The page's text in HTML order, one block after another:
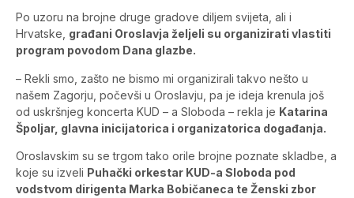
Po uzoru na brojne druge gradove diljem svijeta, ali i
Hrvatske, građani Oroslavja željeli su organizirati vlastiti
program povodom Dana glazbe.
– Rekli smo, zašto ne bismo mi organizirali takvo nešto u
našem Zagorju, počevši u Oroslavju, pa je ideja krenula još
od uskršnjeg koncerta KUD – a Sloboda – rekla je Katarina
Špoljar, glavna inicijatorica i organizatorica događanja.
Oroslavskim su se trgom tako orile brojne poznate skladbe, a
koje su izveli Puhački orkestar KUD-a Sloboda pod
vodstvom dirigenta Marka Bobičaneca te Ženski zbor